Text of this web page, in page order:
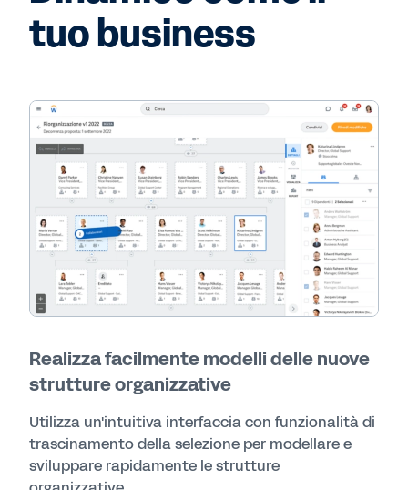
tuo business
Realizza facilmente modelli delle nuove
strutture organizzative
Utilizza un'intuitiva interfaccia con funzionalità di
trascinamento della selezione per modellare e
sviluppare rapidamente le strutture